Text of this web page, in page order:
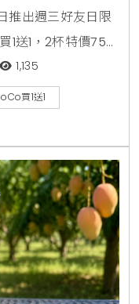
推出週三好友日限
1送1，2杯特價75
券，即可在線上
領2張。
1,135
買1送1